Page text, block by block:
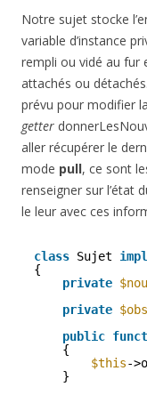
Notre sujet stocke
variable d’instance
rempli ou vidé au fur
attachés ou
prévu pour modifier
getter
aller récupérer le
mode pull, ce sont
renseigner sur l’état
le leur avec ces
class Sujet
{
private
private
public
{
$this-
}